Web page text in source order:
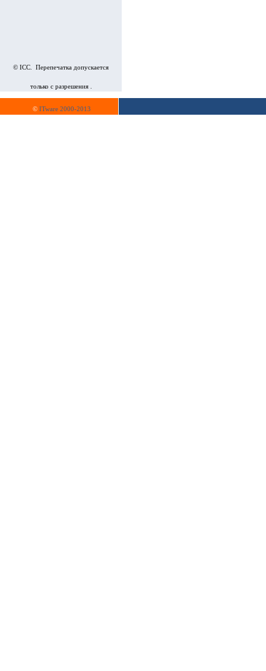
© ICC. Перепечатка допускается
только с разрешения .
© ITware 2000-2013